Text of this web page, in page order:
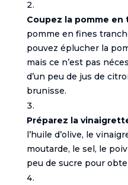
Coupez la pomme en
pomme en fines
pouvez éplucher la
mais ce n’est pas
d’un peu de jus de
brunisse.
Préparez la
l’huile d’olive, le
moutarde, le sel, le
peu de sucre pour